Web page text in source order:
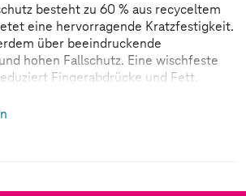
besteht zu 60 % aus recyceltem
eine hervorragende Kratzfestigkeit.
über beeindruckende
hohen Fallschutz. Eine wischfeste
Fingerabdrücke und Fett.